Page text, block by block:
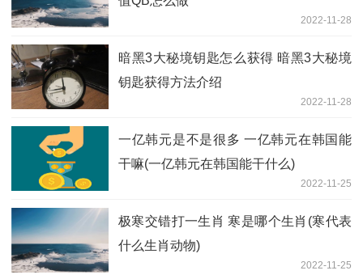
2022-11-28
暗黑3大秘境钥匙怎么获得 暗黑3大秘境
钥匙获得方法介绍
2022-11-28
一亿韩元是不是很多 一亿韩元在韩国能
干嘛(一亿韩元在韩国能干什么)
2022-11-25
极寒交错打一生肖 寒是哪个生肖(寒代表
什么生肖动物)
2022-11-25